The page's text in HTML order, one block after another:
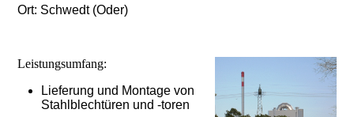
Ort: Schwedt (Oder)
Leistungsumfang:
Lieferung und Montage von
Stahlblechtüren und -toren